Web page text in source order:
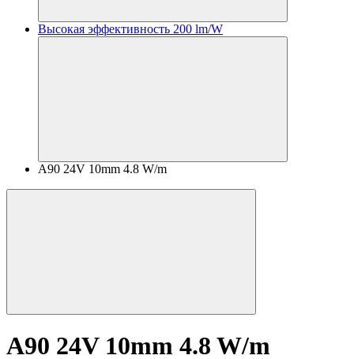
Высокая эффективность 200 lm/W
A90 24V 10mm 4.8 W/m
A90 24V 10mm 4.8 W/m